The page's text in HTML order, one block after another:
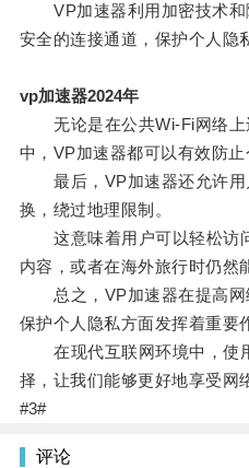
VP加速器利用加密技术和
安全的连接通道，保护个人隐
vp加速器2024年
无论是在公共Wi-Fi网络上
中，VP加速器都可以有效防止
最后，VP加速器还允许用
换，绕过地理限制。
这意味着用户可以轻松访
内容，或者在海外旅行时仍然
总之，VP加速器在提高网
保护个人隐私方面发挥着重要
在现代互联网环境中，使
择，让我们能够更好地享受网
#3#
评论